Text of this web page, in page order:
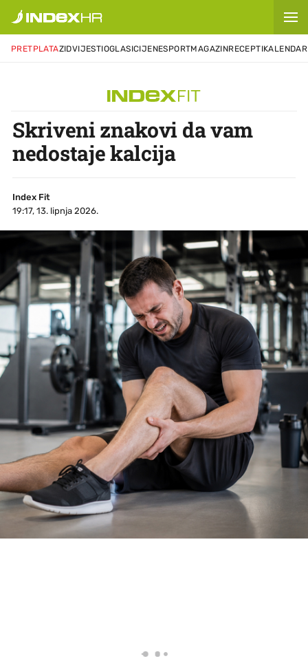
PRETPLATAZIDVIJESTIOGLASICIJENESPORTMAGAZINRECEPTIKALENDAR
Skriveni znakovi da vam
nedostaje kalcija
Index Fit
19:17, 13. lipnja 2026.